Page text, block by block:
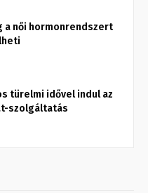
a női hormonrendszert
türelmi idővel indul az
szolgáltatás